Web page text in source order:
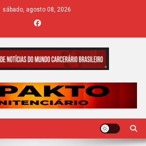
sábado, agosto 08, 2026